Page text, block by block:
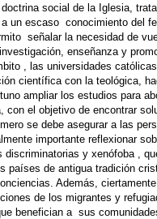
social de la Iglesia,
un escaso conocimiento del
señalar la necesidad de
enseñanza y
, las universidades
científica con la teológica,
ampliar los estudios para
con el objetivo de encontrar
se debe asegurar a las
importante reflexionar
discriminatorias y xenófoba ,
países de antigua tradición
Además,
de los migrantes y
benefician a sus